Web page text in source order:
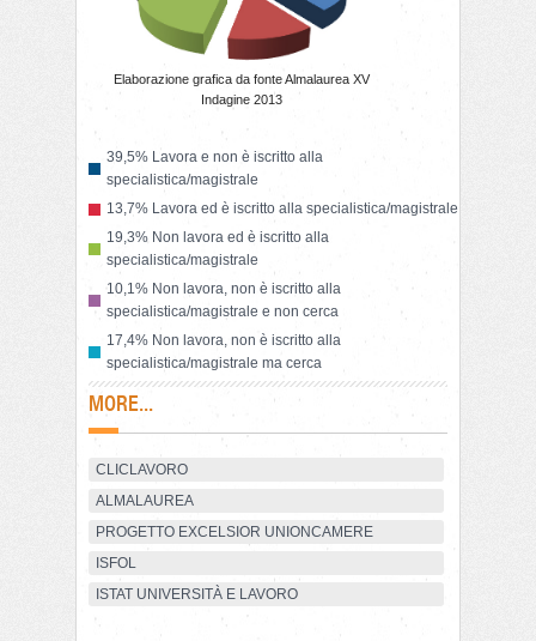
Elaborazione grafica da fonte Almalaurea XV
Indagine 2013
39,5% Lavora e non è iscritto alla
specialistica/magistrale
13,7% Lavora ed è iscritto alla specialistica/magistrale
19,3% Non lavora ed è iscritto alla
specialistica/magistrale
10,1% Non lavora, non è iscritto alla
specialistica/magistrale e non cerca
17,4% Non lavora, non è iscritto alla
specialistica/magistrale ma cerca
MORE...
CLICLAVORO
ALMALAUREA
PROGETTO EXCELSIOR UNIONCAMERE
ISFOL
ISTAT UNIVERSITÀ E LAVORO